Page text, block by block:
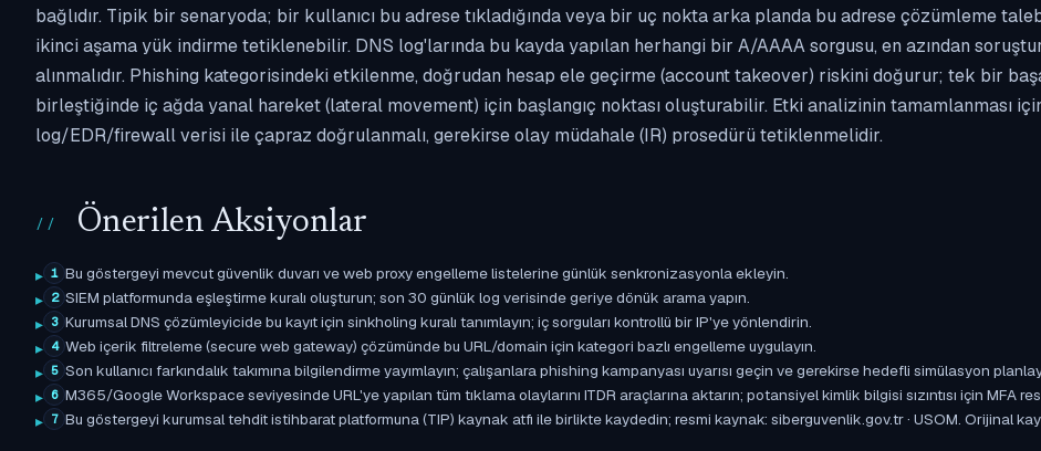
bağlıdır. Tipik bir senaryoda; bir kullanıcı bu adrese tıkladığında veya bir uç nokta arka planda bu adrese çözümleme
ikinci aşama yük indirme tetiklenebilir. DNS log'larında bu kayda yapılan herhangi bir A/AAAA sorgusu, en azından
alınmalıdır. Phishing kategorisindeki etkilenme, doğrudan hesap ele geçirme (account takeover) riskini doğurur; tek bir
birleştiğinde iç ağda yanal hareket (lateral movement) için başlangıç noktası oluşturabilir. Etki analizinin tamamlanması
log/EDR/firewall verisi ile çapraz doğrulanmalı, gerekirse olay müdahale (IR) prosedürü tetiklenmelidir.
Önerilen Aksiyonlar
1 Bu göstergeyi mevcut güvenlik duvarı ve web proxy engelleme listelerine günlük senkronizasyonla ekleyin.
2 SIEM platformunda eşleştirme kuralı oluşturun; son 30 günlük log verisinde geriye dönük arama yapın.
3 Kurumsal DNS çözümleyicide bu kayıt için sinkholing kuralı tanımlayın; iç sorguları kontrollü bir IP'ye yönlendirin.
4 Web içerik filtreleme (secure web gateway) çözümünde bu URL/domain için kategori bazlı engelleme uygulayın.
5 Son kullanıcı farkındalık takımına bilgilendirme yayımlayın; çalışanlara phishing kampanyası uyarısı geçin ve gerekirse hedefli simülasyon
6 M365/Google Workspace seviyesinde URL'ye yapılan tüm tıklama olaylarını ITDR araçlarına aktarın; potansiyel kimlik bilgisi sızıntısı için MFA
7 Bu göstergeyi kurumsal tehdit istihbarat platformuna (TIP) kaynak atfı ile birlikte kaydedin; resmi kaynak: siberguvenlik.gov.tr · USOM. Orijinal